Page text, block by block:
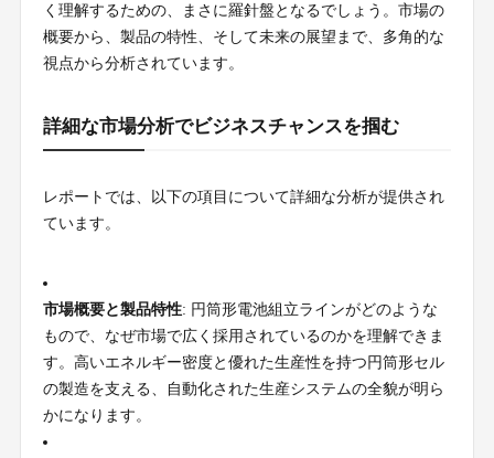
く理解するための、まさに羅針盤となるでしょう。市場の
概要から、製品の特性、そして未来の展望まで、多角的な
視点から分析されています。
詳細な市場分析でビジネスチャンスを掴む
レポートでは、以下の項目について詳細な分析が提供され
ています。
市場概要と製品特性: 円筒形電池組立ラインがどのような
もので、なぜ市場で広く採用されているのかを理解できま
す。高いエネルギー密度と優れた生産性を持つ円筒形セル
の製造を支える、自動化された生産システムの全貌が明ら
かになります。